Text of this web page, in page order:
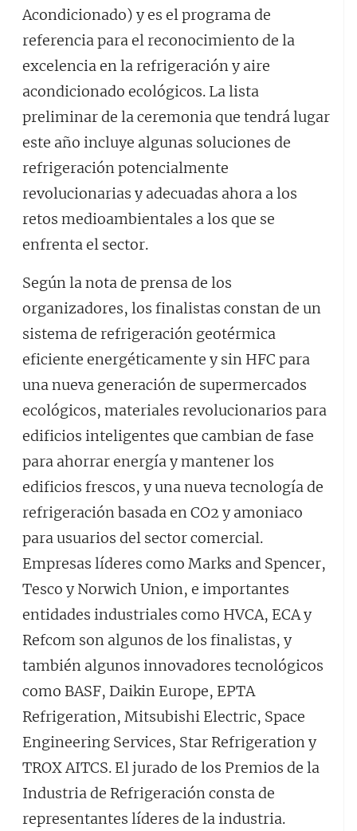
Acondicionado) y es el programa de
referencia para el reconocimiento de la
excelencia en la refrigeración y aire
acondicionado ecológicos. La lista
preliminar de la ceremonia que tendrá lugar
este año incluye algunas soluciones de
refrigeración potencialmente
revolucionarias y adecuadas ahora a los
retos medioambientales a los que se
enfrenta el sector.
Según la nota de prensa de los
organizadores, los finalistas constan de un
sistema de refrigeración geotérmica
eficiente energéticamente y sin HFC para
una nueva generación de supermercados
ecológicos, materiales revolucionarios para
edificios inteligentes que cambian de fase
para ahorrar energía y mantener los
edificios frescos, y una nueva tecnología de
refrigeración basada en CO2 y amoniaco
para usuarios del sector comercial.
Empresas líderes como Marks and Spencer,
Tesco y Norwich Union, e importantes
entidades industriales como HVCA, ECA y
Refcom son algunos de los finalistas, y
también algunos innovadores tecnológicos
como BASF, Daikin Europe, EPTA
Refrigeration, Mitsubishi Electric, Space
Engineering Services, Star Refrigeration y
TROX AITCS. El jurado de los Premios de la
Industria de Refrigeración consta de
representantes líderes de la industria.